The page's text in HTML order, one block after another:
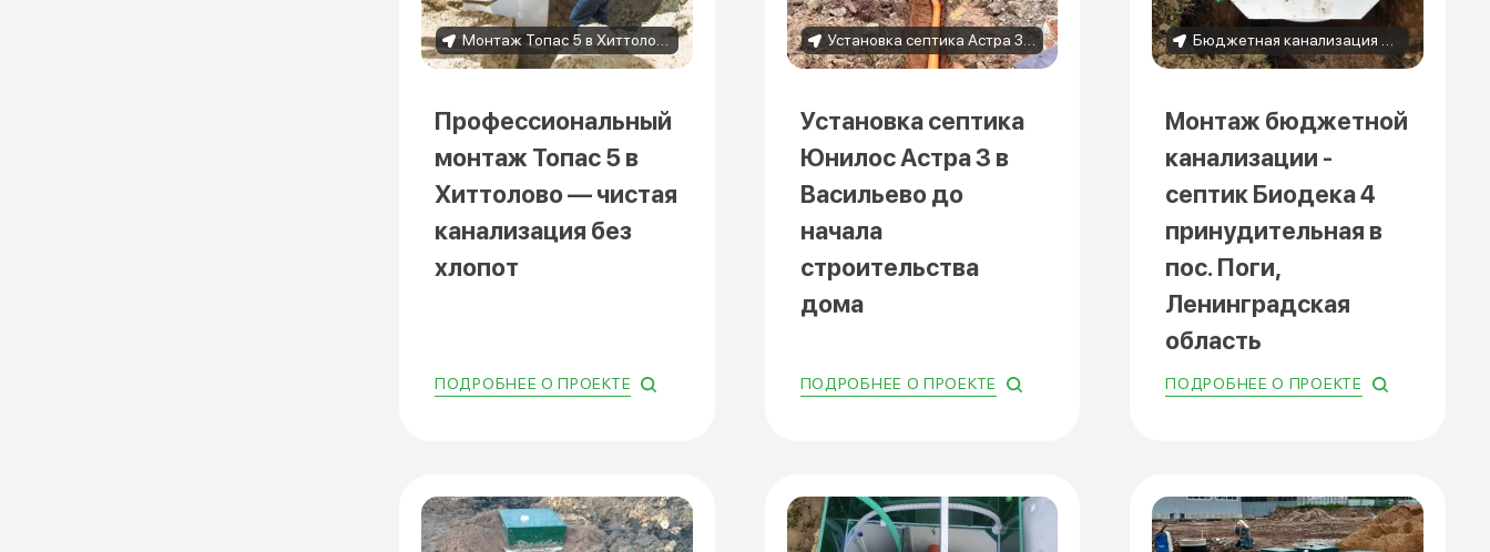
Монтаж Топас 5 в Хиттолово — надежная канализация для дома
Профессиональный
монтаж Топас 5 в
Хиттолово — чистая
канализация без
хлопот
ПОДРОБНЕЕ О ПРОЕКТЕ
Установка септика Астра 3 в Васильево под ключ до стройки дома — Септикдом
Установка септика
Юнилос Астра 3 в
Васильево до
начала
строительства
дома
ПОДРОБНЕЕ О ПРОЕКТЕ
Бюджетная канализация для дома в Погах: септик Биодека 4
Монтаж бюджетной
канализации -
септик Биодека 4
принудительная в
пос. Поги,
Ленинградская
область
ПОДРОБНЕЕ О ПРОЕКТЕ